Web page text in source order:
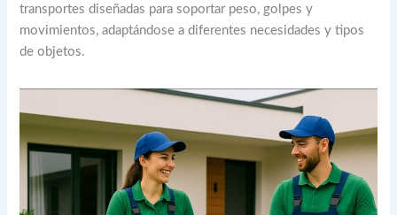
transportes diseñadas para soportar peso, golpes y
movimientos, adaptándose a diferentes necesidades y tipos
de objetos.